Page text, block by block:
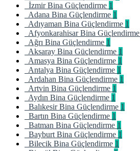
İzmir Bina Güçlendirme 1
Adana Bina Güçlendirme 1
Adıyaman Bina Güçlendirme 1
Afyonkarahisar Bina Güçlendirme
Ağrı Bina Güçlendirme 1
Aksaray Bina Güçlendirme 1
Amasya Bina Güçlendirme 1
Antalya Bina Güçlendirme 1
Ardahan Bina Güçlendirme 1
Artvin Bina Güçlendirme 1
Aydın Bina Güçlendirme 1
Balıkesir Bina Güçlendirme 1
Bartın Bina Güçlendirme 1
Batman Bina Güçlendirme 1
Bayburt Bina Güçlendirme 1
Bilecik Bina Güçlendirme 1